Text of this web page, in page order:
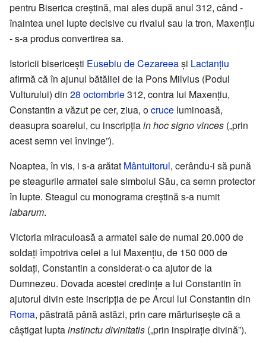
pentru Biserica creștină, mai ales după anul 312, când -
înaintea unei lupte decisive cu rivalul sau la tron, Maxențiu
- s-a produs convertirea sa.
Istoricii bisericești Eusebiu de Cezareeași Lactanțiu
afirmă că în ajunul bătăliei de la Pons Milvius (Podul
Vulturului) din 28 octombrie312, contra lui Maxențiu,
Constantin a văzut pe cer, ziua, ocruce luminoasă,
deasupra soarelui, cu inscripțiain hoc signo vinces („prin
acest semn vei învinge”).
Noaptea, în vis, i s-a arătat Mântuitorul, cerându-i să pună
pe steagurile armatei sale simbolul Său, ca semn protector
în lupte. Steagul cu monograma creștină s-a numit
labarum.
Victoria miraculoasă a armatei sale de numai 20.000 de
soldați împotriva celei a lui Maxențiu, de 150 000 de
soldați, Constantin a considerat-o ca ajutor de la
Dumnezeu. Dovada acestei credințe a lui Constantin în
ajutorul divin este inscripția de pe Arcul lui Constantin din
Roma, păstrată până astăzi, prin care mărturisește că a
câștigat luptainstinctu divinitatis („prin inspirație divină”).